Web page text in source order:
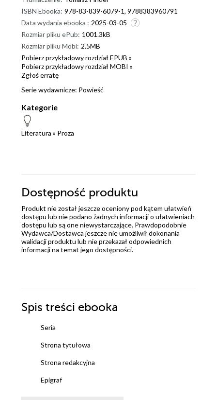
ISBN Ebooka: 978-83-839-6079-1, 9788383960791
Data wydania ebooka : 2025-03-05
Rozmiar pliku ePub: 1001.3kB
Rozmiar pliku Mobi: 2.5MB
Pobierz przykładowy rozdział EPUB »
Pobierz przykładowy rozdział MOBI »
Zgłoś erratę
Serie wydawnicze: Powieść
Kategorie
Literatura » Proza
Dostępność produktu
Produkt nie został jeszcze oceniony pod kątem ułatwień
dostępu lub nie podano żadnych informacji o ułatwieniach
dostępu lub są one niewystarczające. Prawdopodobnie
Wydawca/Dostawca jeszcze nie umożliwił dokonania
walidacji produktu lub nie przekazał odpowiednich
informacji na temat jego dostępności.
Spis treści ebooka
Seria
Strona tytułowa
Strona redakcyjna
Epigraf